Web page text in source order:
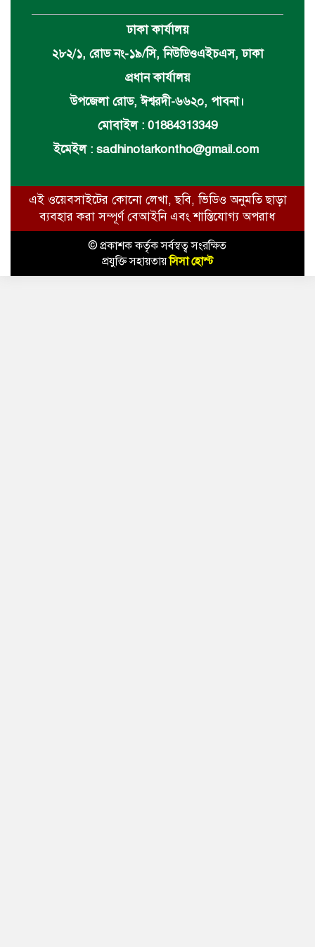
ঢাকা কার্যালয়
২৮২/১, রোড নং-১৯/সি, নিউডিওএইচএস, ঢাকা
প্রধান কার্যালয়
উপজেলা রোড, ঈশ্বরদী-৬৬২০, পাবনা।
মোবাইল : 01884313349
ইমেইল : sadhinotarkontho@gmail.com
এই ওয়েবসাইটের কোনো লেখা, ছবি, ভিডিও অনুমতি ছাড়া
ব্যবহার করা সম্পূর্ণ বেআইনি এবং শাস্তিযোগ্য অপরাধ
© প্রকাশক কর্তৃক সর্বস্বত্ব সংরক্ষিত
প্রযুক্তি সহায়তায়সিসা হোস্ট